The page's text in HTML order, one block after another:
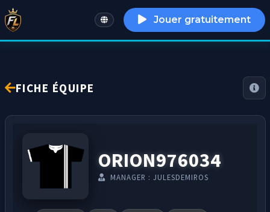
English Jouer gratuitement
FICHE ÉQUIPE
ORION976034
MANAGER : JULESDEMIROS